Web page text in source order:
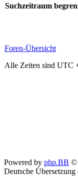
Suchzeitraum
Foren-Übersicht
Alle Zeiten sind UTC
Powered by php.BB ©
Deutsche Übersetzung